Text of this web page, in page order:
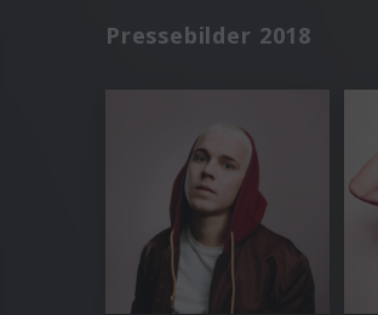
Pressebilder 2018